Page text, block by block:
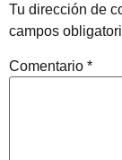
Tu dirección de
campos
Comentario *